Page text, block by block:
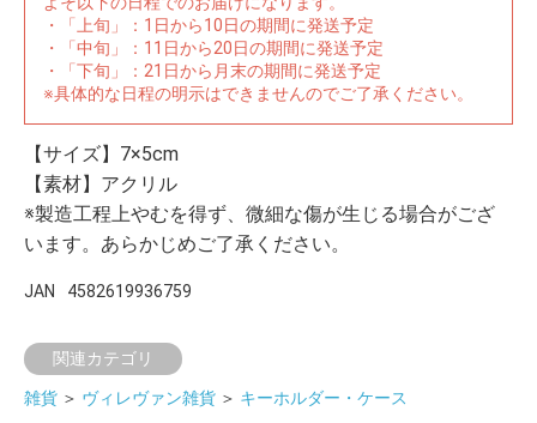
・「上旬」：1日から10日の期間に発送予定
・「中旬」：11日から20日の期間に発送予定
・「下旬」：21日から月末の期間に発送予定
※具体的な日程の明示はできませんのでご了承ください。
【サイズ】7×5cm
【素材】アクリル
※製造工程上やむを得ず、微細な傷が生じる場合がござ
います。あらかじめご了承ください。
JAN 4582619936759
関連カテゴリ
雑貨 ＞ ヴィレヴァン雑貨 ＞ キーホルダー・ケース
イラストレ
ーター
アダルトグ
ッズ